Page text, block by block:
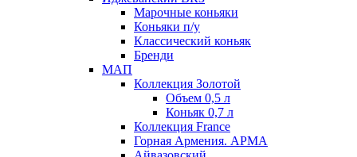
Марочные коньяки
Коньяки п/у
Классический коньяк
Бренди
МАП
Коллекция Золотой
Объем 0,5 л
Коньяк 0,7 л
Коллекция France
Горная Армения. АРМА